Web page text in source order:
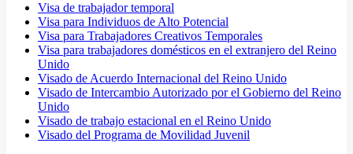
Visa de trabajador temporal
Visa para Individuos de Alto Potencial
Visa para Trabajadores Creativos Temporales
Visa para trabajadores domésticos en el extranjero del Reino
Unido
Visado de Acuerdo Internacional del Reino Unido
Visado de Intercambio Autorizado por el Gobierno del Reino
Unido
Visado de trabajo estacional en el Reino Unido
Visado del Programa de Movilidad Juvenil